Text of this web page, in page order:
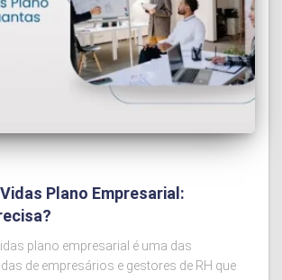
Plano Empresarial:
plano empresarial é uma das
de empresários e gestores de RH que